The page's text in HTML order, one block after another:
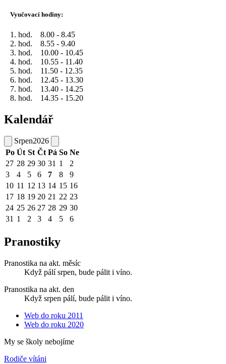
Vyučovací hodiny:
1. hod. 8.00 - 8.45
2. hod. 8.55 - 9.40
3. hod. 10.00 - 10.45
4. hod. 10.55 - 11.40
5. hod. 11.50 - 12.35
6. hod. 12.45 - 13.30
7. hod. 13.40 - 14.25
8. hod. 14.35 - 15.20
Kalendář
Srpen2026
Po Út St Čt Pá So Ne
27 28 29 30 31 1
2
3
4 5 6 7 8
9
10 11 12 13 14 15 16
17 18 19 20 21 22 23
24 25 26 27 28 29 30
31 1 2 3 4 5 6
Pranostiky
Pranostika na akt. měsíc
Když pálí srpen, bude pálit i víno.
Pranostika na akt. den
Když srpen pálí, bude pálit i víno.
Web do roku 2011
Web do roku 2020
My se školy nebojíme
Rodiče vítáni